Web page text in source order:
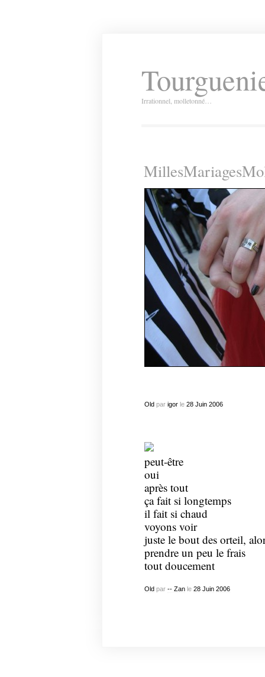
Irrationnel, molletonné…
Old par igorle 28 Juin 2006
peut-être
oui
après tout
ça fait si longtemps
il fait si chaud
voyons voir
juste le bout des orteil,
prendre un peu le frais
tout doucement
Oldpar -- Zanle 28 Juin 2006